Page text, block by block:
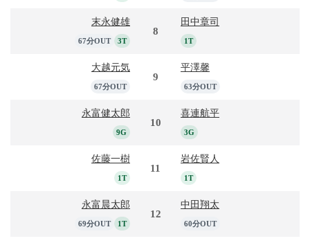
末永健雄
67分OUT 3T
8
田中章司
1T
大越元気
67分OUT
9
平澤馨
63分OUT
永富健太郎
9G
10
喜連航平
3G
佐藤一樹
1T
11
岩佐賢人
1T
永富晨太郎
69分OUT 1T
12
中田翔太
60分OUT